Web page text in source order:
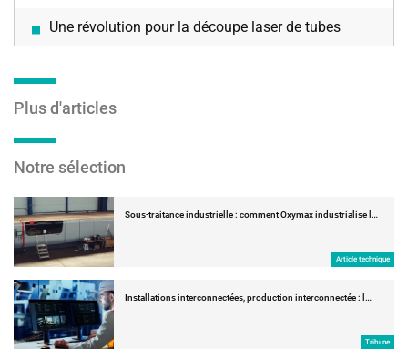
Une révolution pour la découpe laser de tubes
Plus d'articles
Notre sélection
Sous-traitance industrielle : comment Oxymax industrialise l…
Article technique
Installations interconnectées, production interconnectée : l…
Tribune